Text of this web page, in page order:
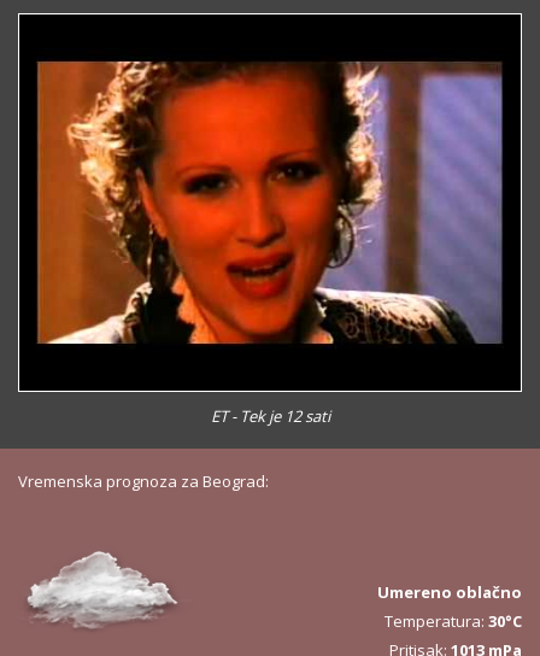
ET - Tek je 12 sati
Vremenska prognoza za Beograd:
Umereno oblačno
Temperatura: 30°C
Pritisak: 1013 mPa